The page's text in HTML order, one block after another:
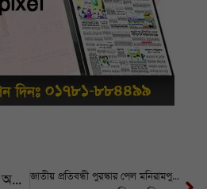
খালেদা জিয়ার পরিস্থিতি অপরিবর্তিত থাকলে শিগগিরই দেশে ফিরবেন তারেক রহমান: মির্জা ফখরুল জাতীয় প্রতিবন্ধী পুরস্কার পেল মনিরামপুরের লিতুনজিরা